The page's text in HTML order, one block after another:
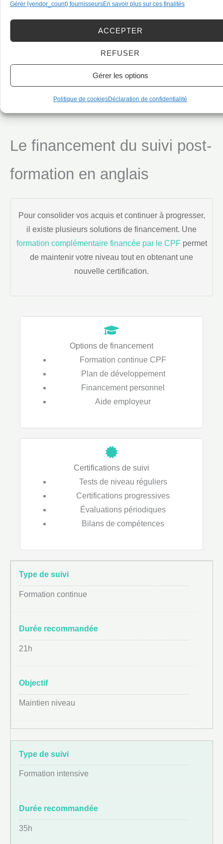
Gérer {vendor_count} fournisseursEn savoir plus sur ces finalités
ACCEPTER
REFUSER
Gérer les options
Politique de cookiesDéclaration de confidentialité
Quotidien
Le financement du suivi post-
formation en anglais
Pour consolider vos acquis et continuer à progresser,
il existe plusieurs solutions de financement. Une
formation complémentaire financée par le CPFpermet
de maintenir votre niveau tout en obtenant une
nouvelle certification.
Options de financement
Formation continue CPF
Plan de développement
Financement personnel
Aide employeur
Certifications de suivi
Tests de niveau réguliers
Certifications progressives
Évaluations périodiques
Bilans de compétences
Formation continue
21h
Maintien niveau
Formation intensive
35h